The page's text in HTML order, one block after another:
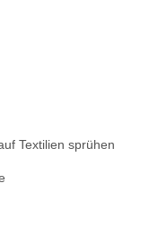
Textilien sprühen